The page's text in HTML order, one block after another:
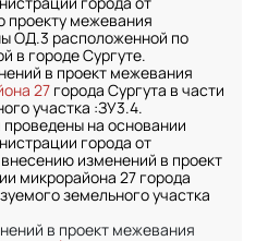
проекту межевания
ОД.3 расположенной по
в городе Сургуте.
в проект межевания
27 города Сургута в части
участка :ЗУ3.4.
на основании
города от
изменений в проект
микрорайона 27 города
земельного участка
в проект межевания